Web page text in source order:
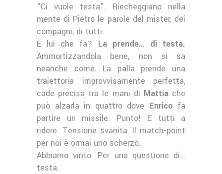
“Ci vuole testa”. Riecheggiano nella
mente di Pietro le parole del mister, dei
compagni, di tutti.
E lui che fa? La prende… di testa.
Ammortizzandola bene, non si sa
neanche come. La palla prende una
traiettoria improvvisamente perfetta,
cade precisa tra le mani di Mattiache
può alzarla in quattro dove Enrico fa
partire un missile. Punto! E tutti a
ridere. Tensione svanita. Il match-point
per noi è ormai uno scherzo.
Abbiamo vinto. Per una questione di…
testa.